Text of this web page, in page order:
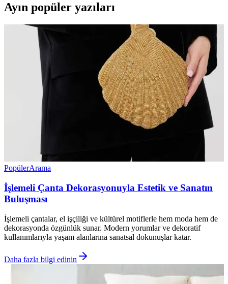
Ayın popüler yazıları
PopülerArama
İşlemeli Çanta Dekorasyonuyla Estetik ve Sanatın
Buluşması
İşlemeli çantalar, el işçiliği ve kültürel motiflerle hem moda hem de
dekorasyonda özgünlük sunar. Modern yorumlar ve dekoratif
kullanımlarıyla yaşam alanlarına sanatsal dokunuşlar katar.
Daha fazla bilgi edinin